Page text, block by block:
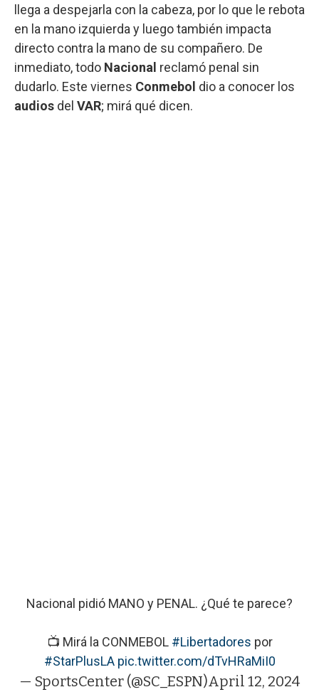
llega a despejarla con la cabeza, por lo que le rebota
en la mano izquierda y luego también impacta
directo contra la mano de su compañero. De
inmediato, todo Nacional reclamó penal sin
dudarlo. Este viernes Conmebol dio a conocer los
audios del VAR; mirá qué dicen.
Nacional pidió MANO y PENAL. ¿Qué te parece?
📺 Mirá la CONMEBOL #Libertadores por
#StarPlusLA pic.twitter.com/dTvHRaMiI0
— SportsCenter (@SC_ESPN)April 12, 2024